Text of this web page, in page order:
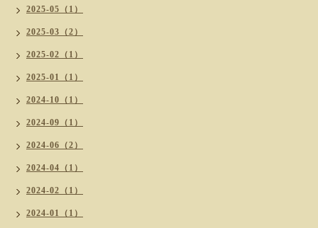
2025-05（1）
2025-03（2）
2025-02（1）
2025-01（1）
2024-10（1）
2024-09（1）
2024-06（2）
2024-04（1）
2024-02（1）
2024-01（1）